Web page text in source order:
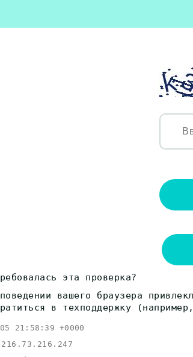
эта проверка?
вашего браузера
в техподдержку
21:58:39 +0000
216.73.216.247